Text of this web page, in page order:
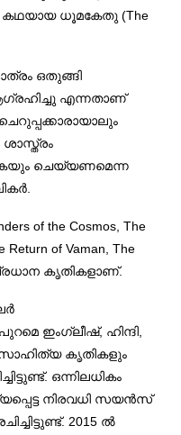
ധൂമകേതു (The
ഒതുങ്ങി
എന്നതാണ്
ചെയ്യണമെന്ന
of the Cosmos, The
Return of Vaman, The
പ്രധാന കൃതികളാണ്.
ഇംഗ്ലീഷ്, ഹിന്ദി,
സാഹിത്യ കൃതികളും
ഒന്നിലധികം
നിരവധി സയൻസ്
2015 ൽ